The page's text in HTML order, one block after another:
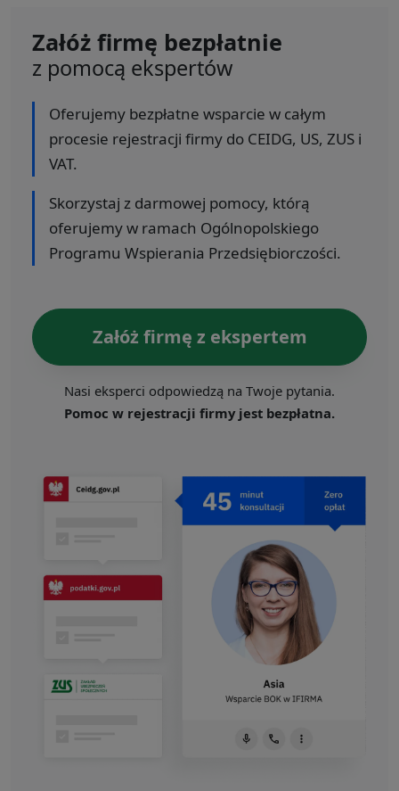
Załóż firmę bezpłatnie
z pomocą ekspertów
Oferujemy bezpłatne wsparcie w całym
procesie rejestracji firmy do CEIDG, US, ZUS i
VAT.
Skorzystaj z darmowej pomocy, którą
oferujemy w ramach Ogólnopolskiego
Programu Wspierania Przedsiębiorczości.
Załóż firmę z ekspertem
Nasi eksperci odpowiedzą na Twoje pytania.
Pomoc w rejestracji firmy jest bezpłatna.